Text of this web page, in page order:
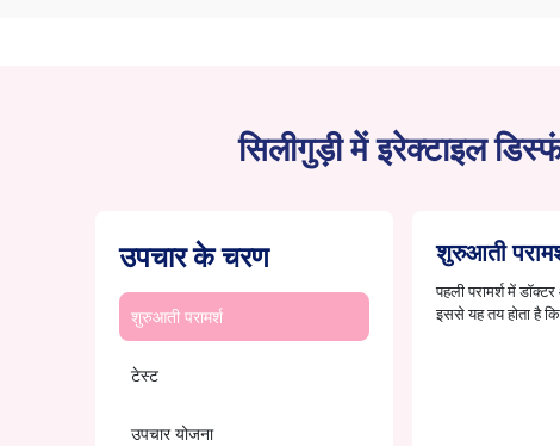
सिलीगुड़ी में इरेक्टाइल
उपचार के चरण
शुरुआती परामर्श
टेस्ट
उपचार योजना
शुरुआती
पहली परामर्श में
इससे यह तय होता है